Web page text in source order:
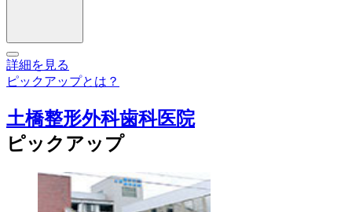
詳細を見る
ピックアップとは？
土橋整形外科歯科医院
ピックアップ